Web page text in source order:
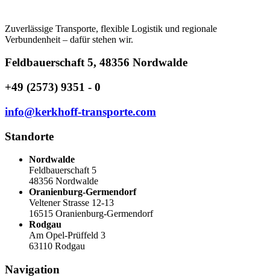
Zuverlässige Transporte, flexible Logistik und regionale
Verbundenheit – dafür stehen wir.
Feldbauerschaft 5, 48356 Nordwalde
+49 (2573) 9351 - 0
info@kerkhoff-transporte.com
Standorte
Nordwalde
Feldbauerschaft 5
48356 Nordwalde
Oranienburg-Germendorf
Veltener Strasse 12-13
16515 Oranienburg-Germendorf
Rodgau
Am Opel-Prüffeld 3
63110 Rodgau
Navigation